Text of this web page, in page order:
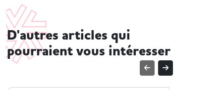
D'autres articles qui
pourraient vous intéresser